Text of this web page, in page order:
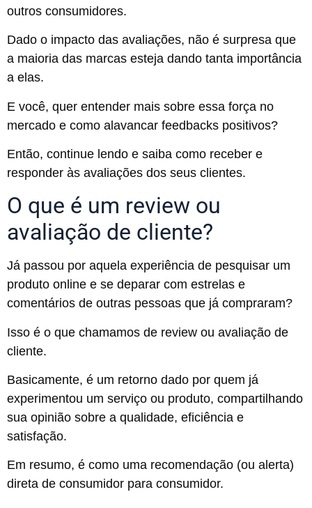
outros consumidores.
Dado o impacto das avaliações, não é surpresa que
a maioria das marcas esteja dando tanta importância
a elas.
E você, quer entender mais sobre essa força no
mercado e como alavancar feedbacks positivos?
Então, continue lendo e saiba como receber e
responder às avaliações dos seus clientes.
O que é um review ou
avaliação de cliente?
Já passou por aquela experiência de pesquisar um
produto online e se deparar com estrelas e
comentários de outras pessoas que já compraram?
Isso é o que chamamos de review ou avaliação de
cliente.
Basicamente, é um retorno dado por quem já
experimentou um serviço ou produto, compartilhando
sua opinião sobre a qualidade, eficiência e
satisfação.
Em resumo, é como uma recomendação (ou alerta)
direta de consumidor para consumidor.